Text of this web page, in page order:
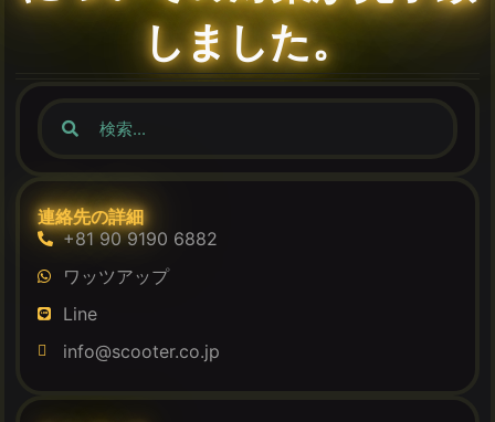
しました。
連絡先の詳細
+81 90 9190 6882
ワッツアップ
Line
info@scooter.co.jp